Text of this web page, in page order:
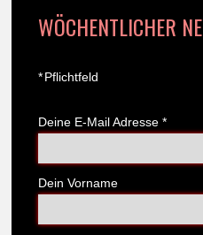
WÖCHENTLICHER
*Pflichtfeld
Deine E-Mail Adresse *
Dein Vorname